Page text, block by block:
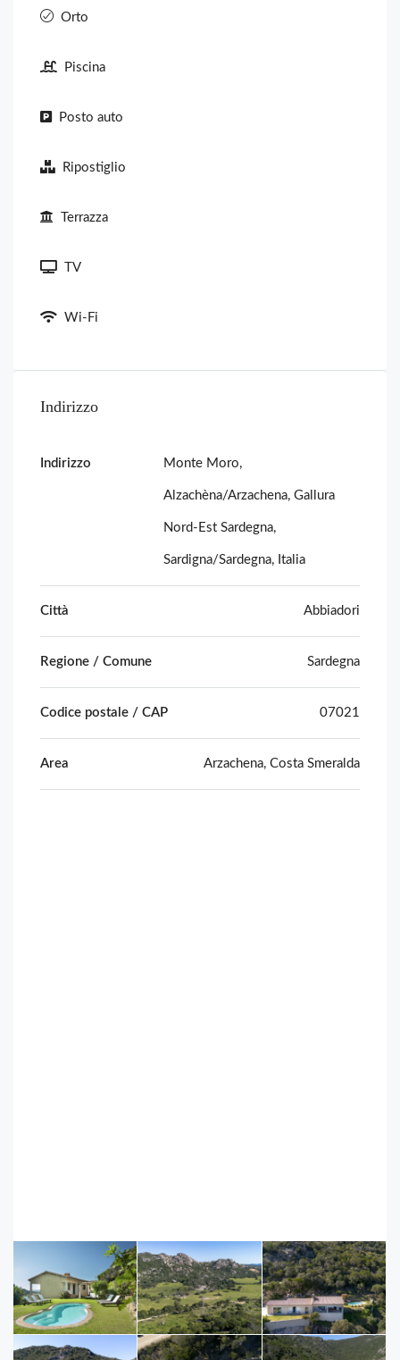
Orto
Piscina
Posto auto
Ripostiglio
Terrazza
TV
Wi-Fi
Indirizzo
Indirizzo Monte Moro,
Alzachèna/Arzachena, Gallura
Nord-Est Sardegna,
Sardigna/Sardegna, Italia
Città Abbiadori
Regione / Comune Sardegna
Codice postale / CAP 07021
Area Arzachena, Costa Smeralda